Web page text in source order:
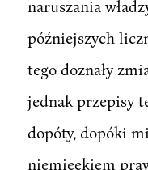
naruszania
późniejszych
tego doznały
jednak przepisy
dopóty, dopóki
niemieekiem